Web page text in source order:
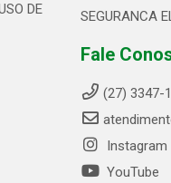
DE
SEGURANCA
Fale
(27) 3347-
Instagram
YouTube